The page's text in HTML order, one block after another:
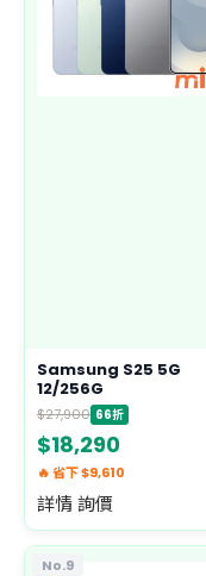
Samsung S25 5G
12/256G
$27,900 66折
$18,290
🔥 省下 $9,610
詳情 詢價
No.9